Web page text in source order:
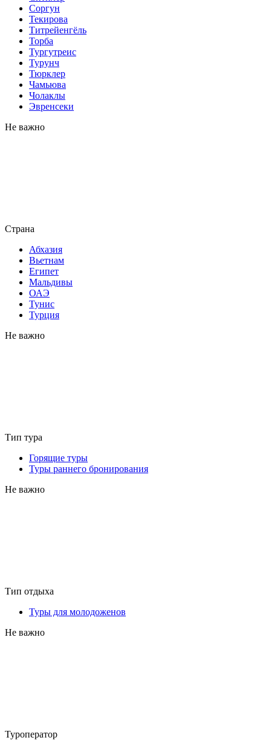
Соргун
Текирова
Титрейенгёль
Торба
Тургутреис
Турунч
Тюрклер
Чамьюва
Чолаклы
Эвренсеки
Не важно
Страна
Абхазия
Вьетнам
Египет
Мальдивы
ОАЭ
Тунис
Турция
Не важно
Тип тура
Горящие туры
Туры раннего бронирования
Не важно
Тип отдыха
Туры для молодоженов
Не важно
Туроператор